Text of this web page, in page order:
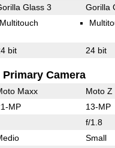
Glass 3 Gorilla
Multitouch
bit 24 bit
Primary Camera
Maxx Moto Z
MP 13-MP
f/1.8
Small